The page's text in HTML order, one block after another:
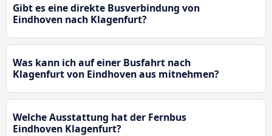
Gibt es eine direkte Busverbindung von
Eindhoven nach Klagenfurt?
Was kann ich auf einer Busfahrt nach
Klagenfurt von Eindhoven aus mitnehmen?
Welche Ausstattung hat der Fernbus
Eindhoven Klagenfurt?